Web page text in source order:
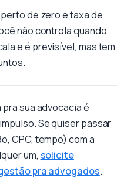
de zero e taxa de
não controla quando
e é previsível, mas tem
sua advocacia é
Se quiser passar
CPC, tempo) com a
um, solicite
pra advogados.